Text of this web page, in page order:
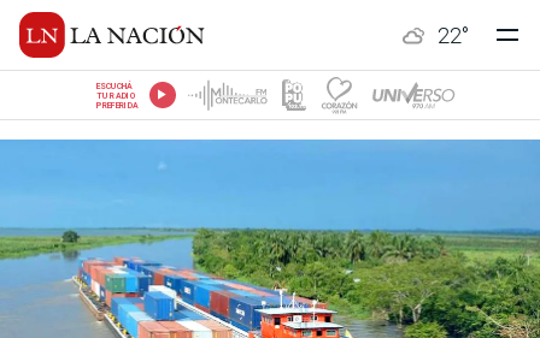
22°
ESCUCHÁ
TU RADIO
PREFERIDA